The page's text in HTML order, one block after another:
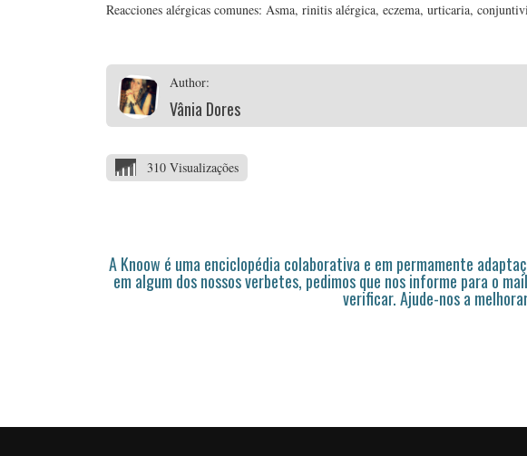
Reacciones alérgicas comunes: Asma, rinitis alérgica, eczema, urticaria,
Author:
Vânia Dores
310 Visualizações
A Knoow é uma enciclopédia colaborativa e em permamente
em algum dos nossos verbetes, pedimos que nos informe para o mail
verificar. Ajude-nos a